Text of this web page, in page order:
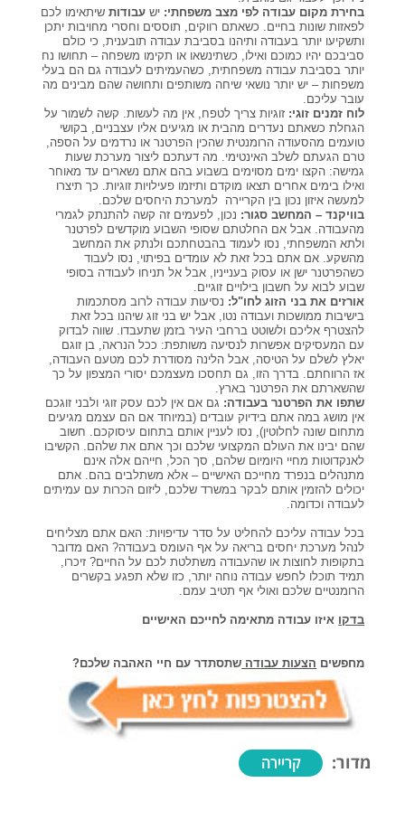
בחירת מקום עבודה לפי מצב משפחתי: יש עבודותשיתאימו לכם
לפאזות שונות בחיים. כשאתם רווקים, תוססים וחסרי מחויבות יתכן
ותשקיעו יותר בעבודה ותיהנו בסביבת עבודה תובענית, כי כולם
סביבכם יהיו כמוכם ואילו, כשתינשאו או תקימו משפחה – תחושו נח
יותר בסביבת עבודה משפחתית, כשהעמיתים לעבודה גם הם בעלי
משפחות – יש יותר נושאי שיחה משותפים ותחושה שהם מבינים מה
עובר עליכם.
לוח זמנים זוגי: זוגיות צריך לטפח, אין מה לעשות. קשה לשמור על
הגחלת כשאתם נעדרים מהבית או מגיעים אליו עצבניים, בקושי
טועמים מהסעודה הרומנטית שהכין הפרטנר או נרדמים על הספה,
טרם הגעתם לשלב האינטימי. מה דעתכם ליצור מערכת שעות
גמישה: הקצו ימים מסוימים בשבוע בהם אתם נשארים עד מאוחר
ואילו בימים אחרים תצאו מוקדם ותיזמו פעילויות זוגיות. כך תיצרו
למעשה איזון נכון בין הקריירה למערכת היחסים שלכם.
בוויקנד – המחשב סגור: נכון, לפעמים זה קשה להתנתק לגמרי
מהעבודה. אבל אם החלטתם שסופי השבוע מוקדשים לפרטנר
ולתא המשפחתי, נסו לעמוד בהבטחתכם ולנתק את המחשב
מהשקע. אם אתם בכל זאת לא עומדים בפיתוי, נסו לעבוד
כשהפרטנר ישן או עסוק בענייניו, אבל אל תניחו לעבודה בסופי
שבוע לבוא על חשבון בילויים זוגיים.
אורזים את בני הזוג לחו"ל: נסיעות עבודה לרוב מסתכמות
בישיבות ממושכות ועבודה נטו, אבל יש בני זוג שיהנו בכל זאת
להצטרף אליכם ולשוטט ברחבי העיר בזמן שתעבדו. שווה לבדוק
עם המעסיקים אפשרות לנסיעה משותפת: ככל הנראה, בן זוגם
יאלץ לשלם על הטיסה, אבל הלינה מסודרת לכם מטעם העבודה,
אז הרווחתם. בדרך הזו, גם תחסכו מעצמכם יסורי המצפון על כך
שהשארתם את הפרטנר בארץ.
שתפו את הפרטנר בעבודה: גם אם אין לכם עסק זוגי ולבני זוגכם
אין מושג במה אתם בידיוק עובדים (במיוחד אם הם עצמם מגיעים
מתחום שונה לחלוטין), נסו לעניין אותם בתחום עיסוקכם. חשוב
שהם יבינו את העולם המקצועי שלכם וכך אתם את שלהם. הקשיבו
לאנקדוטות מחיי היומיום שלהם, סך הכל, חייהם אלה אינם
מתנהלים בנפרד מחייכם האישיים – אלא משתלבים בהם. אתם
יכולים להזמין אותם לבקר במשרד שלכם, ליזום הכרות עם עמיתים
לעבודה וכדומה.
בכל עבודה עליכם להחליט על סדר עדיפויות: האם אתם מצליחים
לנהל מערכת יחסים בריאה על אף העומס בעבודה? האם מדובר
בתקופות לחוצות או שהעבודה משתלטת לכם על החיים? זיכרו,
תמיד תוכלו לחפש עבודה נוחה יותר, כזו שלא תפגע בקשרים
הרומנטיים שלכם ואולי אף תטיב עמם.
בדקו איזו עבודה מתאימה לחייכם האישיים
מחפשים הצעות עבודה שתסתדר עם חיי האהבה שלכם?
מדור: קריירה